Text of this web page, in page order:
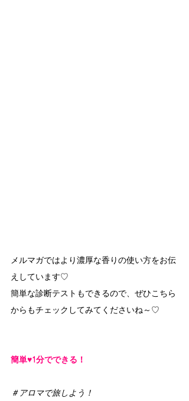
メルマガではより濃厚な香りの使い方をお伝
えしています♡
簡単な診断テストもできるので、ぜひこちら
からもチェックしてみてくださいね～♡
簡単♥1分でできる！
＃アロマで旅しよう！